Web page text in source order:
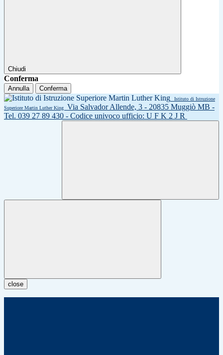
Chiudi
Conferma
Annulla Conferma
Istituto di Istruzione
Superiore Martin Luther King
Via Salvador Allende, 3 - 20835 Muggiò MB -
Tel. 039 27 89 430 - Codice univoco ufficio: U F K 2 J R
close